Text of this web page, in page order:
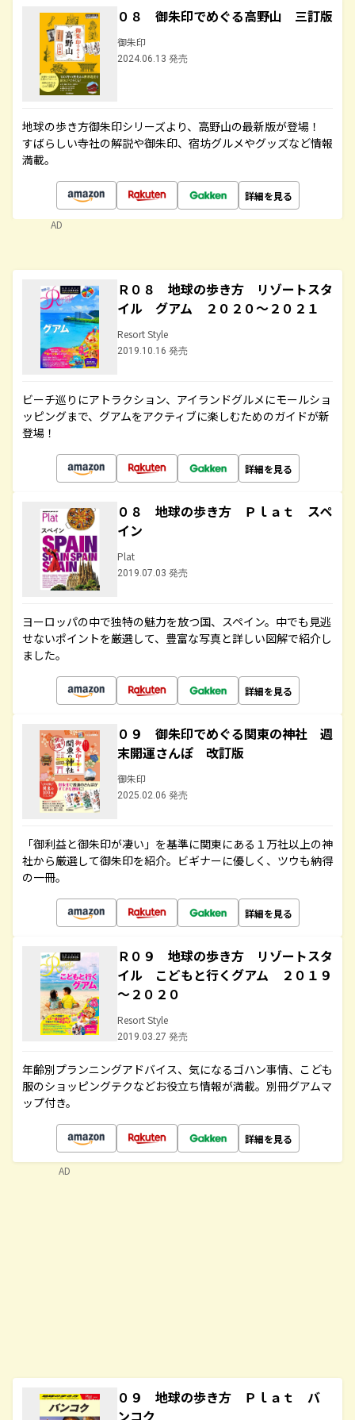
０８ 御朱印でめぐる高野山 三訂版
御朱印
2024.06.13 発売
地球の歩き方御朱印シリーズより、高野山の最新版が登場！
すばらしい寺社の解説や御朱印、宿坊グルメやグッズなど情報
満載。
詳細を見る
AD
Ｒ０８ 地球の歩き方 リゾートスタ
イル グアム ２０２０～２０２１
Resort Style
2019.10.16 発売
ビーチ巡りにアトラクション、アイランドグルメにモールショ
ッピングまで、グアムをアクティブに楽しむためのガイドが新
登場！
詳細を見る
０８ 地球の歩き方 Ｐｌａｔ スペ
イン
Plat
2019.07.03 発売
ヨーロッパの中で独特の魅力を放つ国、スペイン。中でも見逃
せないポイントを厳選して、豊富な写真と詳しい図解で紹介し
ました。
詳細を見る
０９ 御朱印でめぐる関東の神社 週
末開運さんぽ 改訂版
御朱印
2025.02.06 発売
「御利益と御朱印が凄い」を基準に関東にある１万社以上の神
社から厳選して御朱印を紹介。ビギナーに優しく、ツウも納得
の一冊。
詳細を見る
Ｒ０９ 地球の歩き方 リゾートスタ
イル こどもと行くグアム ２０１９
～２０２０
Resort Style
2019.03.27 発売
年齢別プランニングアドバイス、気になるゴハン事情、こども
服のショッピングテクなどお役立ち情報が満載。別冊グアムマ
ップ付き。
詳細を見る
０９ 地球の歩き方 Ｐｌａｔ バ
ンコク
AD